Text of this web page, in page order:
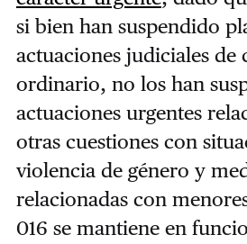
si bien han suspendido
actuaciones judiciales de
ordinario, no los han
actuaciones urgentes
otras cuestiones con
violencia de género y
relacionadas con
016 se mantiene en